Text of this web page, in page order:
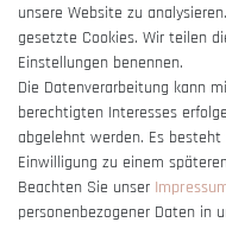
unsere Website zu
gesetzte Cookies. Wir teilen
Einstellungen benennen.
Die Datenverarbeitung kann
berechtigten Interesses
abgelehnt werden. Es
Einwilligung zu einem
Beachten Sie unser
personenbezogener Daten in